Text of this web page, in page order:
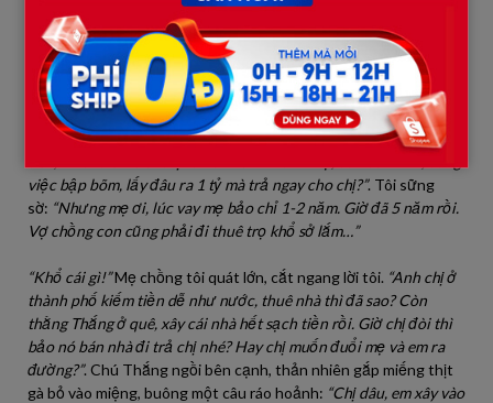
“Con định đòi tiền ngay bây giờ à?”bà hỏi, giọng lạnh tanh.“Vâng
ạ, vì bên bán họ giục gấp quá…” tôi chưa kịp nói hết câu thì bà đã
đập mạnh đôi đũa xuống bàn. “Chị hay nhỉ? Chị là chị dâu cả mà
chị không biết thương em à? Nhà này xây lên là để thờ cúng tổ
việc bập bõm, lấy đâu ra 1 tỷ mà trả ngay cho chị?”. Tôi sững
sờ: “Nhưng mẹ ơi, lúc vay mẹ bảo chỉ 1-2 năm. Giờ đã 5 năm rồi.
Vợ chồng con cũng phải đi thuê trọ khổ sở lắm…”
“Khổ cái gì!”Mẹ chồng tôi quát lớn, cắt ngang lời tôi. “Anh chị ở
thành phố kiếm tiền dễ như nước, thuê nhà thì đã sao? Còn
thằng Thắng ở quê, xây cái nhà hết sạch tiền rồi. Giờ chị đòi thì
bảo nó bán nhà đi trả chị nhé? Hay chị muốn đuổi mẹ và em ra
đường?”. Chú Thắng ngồi bên cạnh, thản nhiên gắp miếng thịt
gà bỏ vào miệng, buông một câu ráo hoảnh: “Chị dâu, em xây vào